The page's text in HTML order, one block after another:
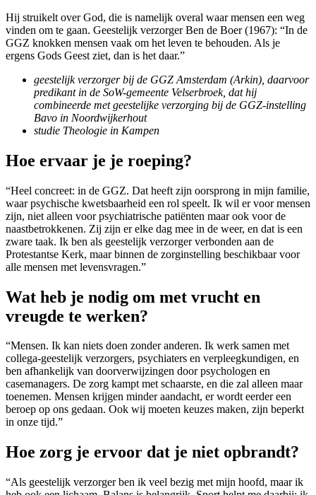
Hij struikelt over God, die is namelijk overal waar mensen een weg
vinden om te gaan. Geestelijk verzorger Ben de Boer (1967): “In de
GGZ knokken mensen vaak om het leven te behouden. Als je
ergens Gods Geest ziet, dan is het daar.”
geestelijk verzorger bij de GGZ Amsterdam (Arkin), daarvoor
predikant in de SoW-gemeente Velserbroek, dat hij
combineerde met geestelijke verzorging bij de GGZ-instelling
Bavo in Noordwijkerhout
studie Theologie in Kampen
Hoe ervaar je je roeping?
“Heel concreet: in de GGZ. Dat heeft zijn oorsprong in mijn familie,
waar psychische kwetsbaarheid een rol speelt. Ik wil er voor mensen
zijn, niet alleen voor psychiatrische patiënten maar ook voor de
naastbetrokkenen. Zij zijn er elke dag mee in de weer, en dat is een
zware taak. Ik ben als geestelijk verzorger verbonden aan de
Protestantse Kerk, maar binnen de zorginstelling beschikbaar voor
alle mensen met levensvragen.”
Wat heb je nodig om met vrucht en
vreugde te werken?
“Mensen. Ik kan niets doen zonder anderen. Ik werk samen met
collega-geestelijk verzorgers, psychiaters en verpleegkundigen, en
ben afhankelijk van doorverwijzingen door psychologen en
casemanagers. De zorg kampt met schaarste, en die zal alleen maar
toenemen. Mensen krijgen minder aandacht, er wordt eerder een
beroep op ons gedaan. Ook wij moeten keuzes maken, zijn beperkt
in onze tijd.”
Hoe zorg je ervoor dat je niet opbrandt?
“Als geestelijk verzorger ben ik veel bezig met mijn hoofd, maar ik